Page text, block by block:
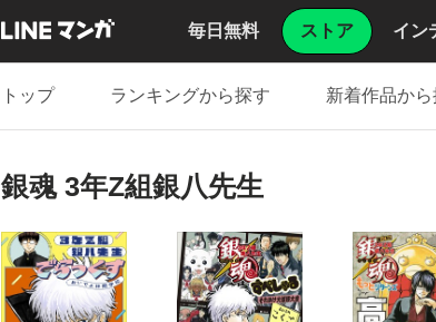
毎日無料 ストア イン
トップ ランキングから探す 新着作品から
銀魂 3年Z組銀八先生